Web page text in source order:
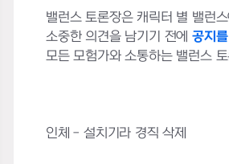
밸런스 토론장은 캐릭터 별 밸런
소중한 의견을 남기기 전에 공지
모든 모험가와 소통하는 밸런스
인체 - 설치기라 경직 삭제